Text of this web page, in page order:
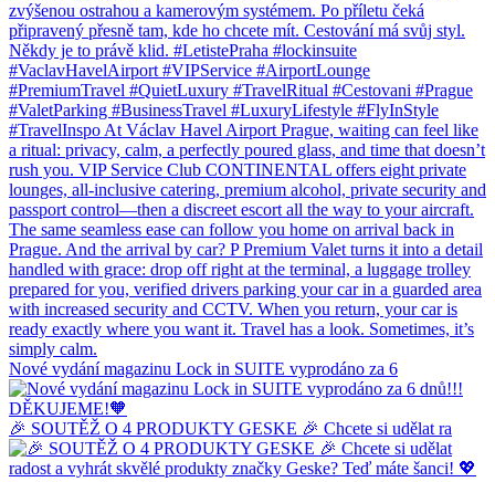
Nové vydání magazinu Lock in SUITE vyprodáno za 6
🎉 SOUTĚŽ O 4 PRODUKTY GESKE 🎉 Chcete si udělat ra